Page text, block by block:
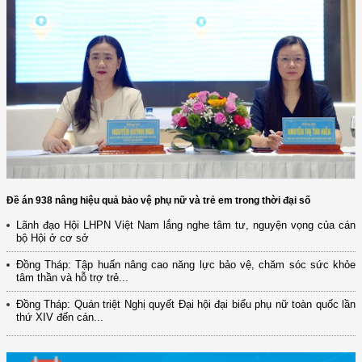
Đề án 938 nâng hiệu quả bảo vệ phụ nữ và trẻ em trong thời đại số
Lãnh đạo Hội LHPN Việt Nam lắng nghe tâm tư, nguyện vọng của cán
bộ Hội ở cơ sở
Đồng Tháp: Tập huấn nâng cao năng lực bảo vệ, chăm sóc sức khỏe
tâm thần và hỗ trợ trẻ...
Đồng Tháp: Quán triệt Nghị quyết Đại hội đại biểu phụ nữ toàn quốc lần
thứ XIV đến cán...
(12/TB-HĐKH) V/v đăng ký, đề xuất nhiệm vụ Khoa học, công nghệ và
đổi mới ...
(898/KH/ĐCT) Kế hoạch thực hiện Quyết định số 2415/QĐ-TTg ngày
31/10/2025 ...